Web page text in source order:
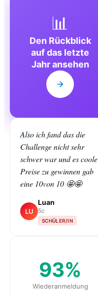
📊
Den Rückblick
auf das letzte
Jahr ansehen
Also ich fand das die
Challenge nicht sehr
schwer war und es coole
Preise zu gewinnen gab
eine 10von 10 🤩🤩
LU
Luan
5c
SCHÜLER/IN
93%
Wiederanmeldung